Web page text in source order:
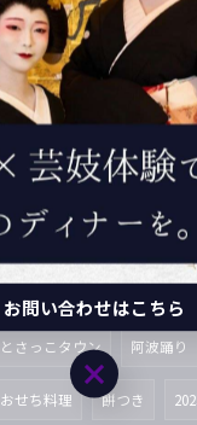
1.長屋
タグ Tags
とさっこタウン 阿波踊り
おせち料理 餅つき
お問い合わせはこちら
お問い合わせはこちら